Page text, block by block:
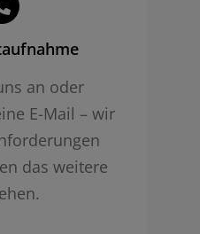
an oder
E-Mail – wir
das weitere